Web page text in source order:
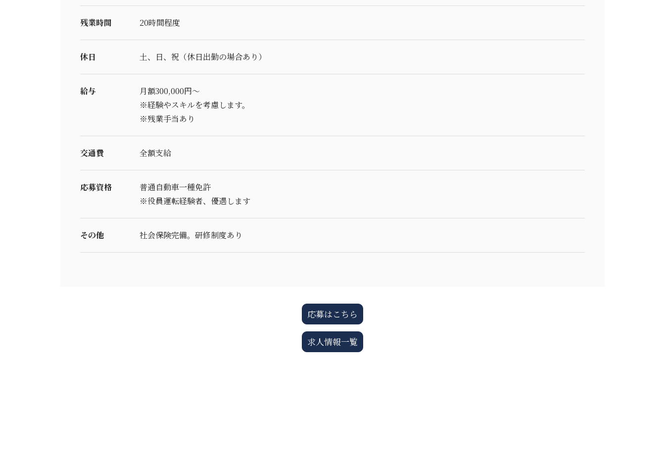
残業時間 20時間程度
休日 土、日、祝（休日出勤の場合あり）
給与
月額300,000円～
※経験やスキルを考慮します。
※残業手当あり
交通費 全額支給
応募資格
普通自動車一種免許
※役員運転経験者、優遇します
その他 社会保険完備。研修制度あり
応募はこちら
求人情報一覧